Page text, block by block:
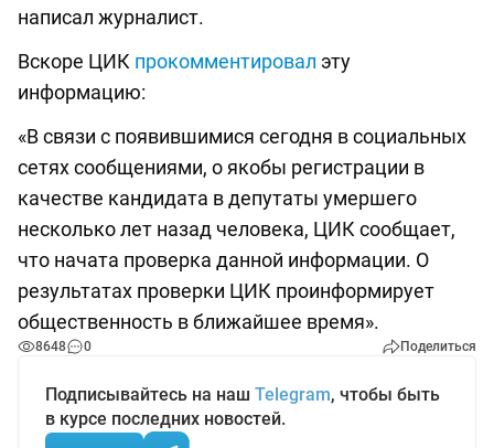
написал журналист.
Вскоре ЦИК прокомментировал эту
информацию:
«В связи с появившимися сегодня в социальных
сетях сообщениями, о якобы регистрации в
качестве кандидата в депутаты умершего
несколько лет назад человека, ЦИК сообщает,
что начата проверка данной информации. О
результатах проверки ЦИК проинформирует
общественность в ближайшее время».
8648 0 Поделиться
Подписывайтесь на наш Telegram, чтобы быть
в курсе последних новостей.